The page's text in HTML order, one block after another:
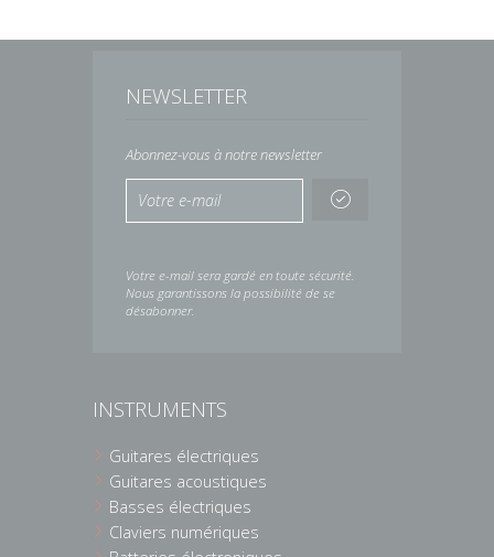
NEWSLETTER
Abonnez-vous à notre newsletter
Votre e-mail sera gardé en toute sécurité.
Nous garantissons la possibilité de se
désabonner.
INSTRUMENTS
Guitares électriques
Guitares acoustiques
Basses électriques
Claviers numériques